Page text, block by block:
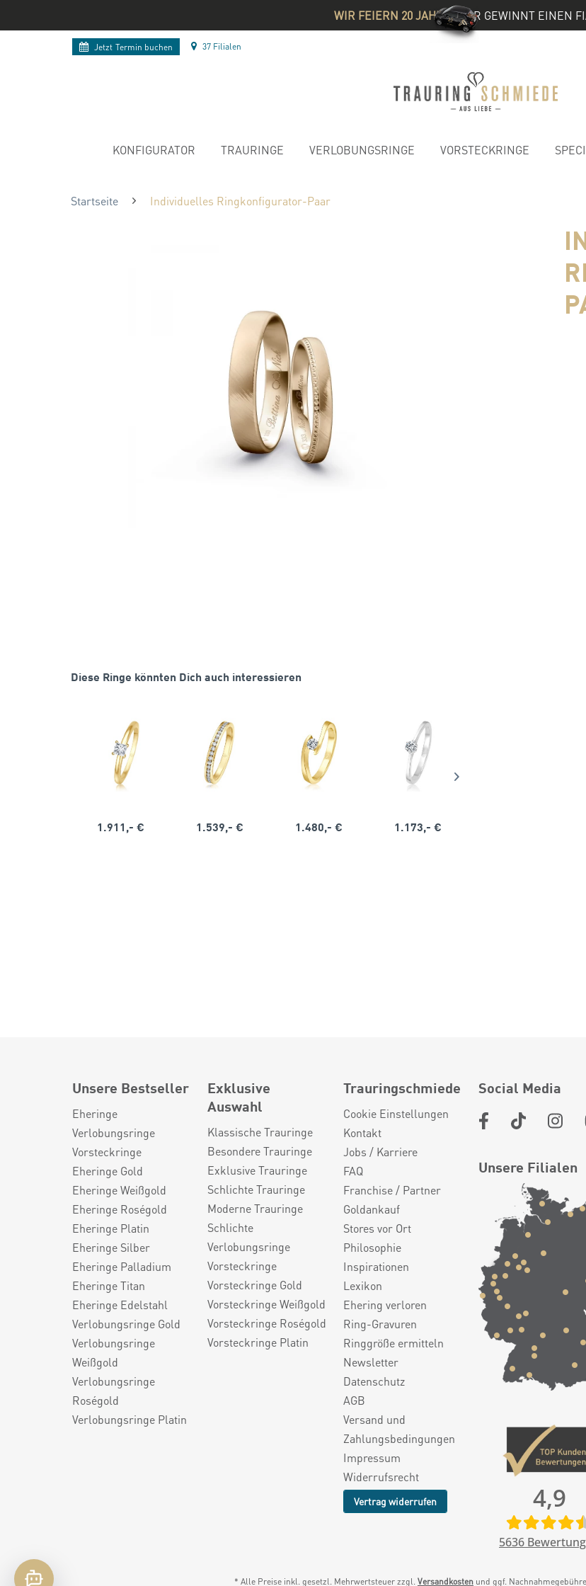
WIR FEIERN 20 JAHRE& IHR GEWINNT EINEN
Jetzt Termin buchen 37 Filialen
KONFIGURATOR TRAURINGE VERLOBUNGSRINGE VORSTECKRINGE
Startseite Individuelles Ringkonfigurator-Paar
Diese Ringe könnten Dich auch interessieren
1.911,- € 1.539,- € 1.480,- € 1.173,- €
Unsere Bestseller
Eheringe
Verlobungsringe
Vorsteckringe
Eheringe Gold
Eheringe Weißgold
Eheringe Roségold
Eheringe Platin
Eheringe Silber
Eheringe Palladium
Eheringe Titan
Eheringe Edelstahl
Verlobungsringe Gold
Verlobungsringe
Weißgold
Verlobungsringe
Roségold
Verlobungsringe Platin
Exklusive
Auswahl
Klassische Trauringe
Besondere Trauringe
Exklusive Trauringe
Schlichte Trauringe
Moderne Trauringe
Schlichte
Verlobungsringe
Vorsteckringe
Vorsteckringe Gold
Vorsteckringe Weißgold
Vorsteckringe Roségold
Vorsteckringe Platin
Trauringschmiede
Cookie Einstellungen
Kontakt
Jobs / Karriere
FAQ
Franchise / Partner
Goldankauf
Stores vor Ort
Philosophie
Inspirationen
Lexikon
Ehering verloren
Ring-Gravuren
Ringgröße ermitteln
Newsletter
Datenschutz
AGB
Versand und
Zahlungsbedingungen
Impressum
Widerrufsrecht
Vertrag widerrufen
Social Media
Unsere Filialen
4,9
5636
* Alle Preise inkl. gesetzl. Mehrwertsteuer zzgl. Versandkosten und ggf.